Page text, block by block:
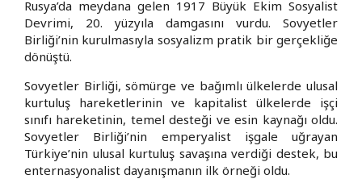
Rusya’da meydana gelen 1917 Büyük Ekim Sosyalist
Devrimi, 20. yüzyıla damgasını vurdu. Sovyetler
Birliği’nin kurulmasıyla sosyalizm pratik bir gerçekliğe
dönüştü.
Sovyetler Birliği, sömürge ve bağımlı ülkelerde ulusal
kurtuluş hareketlerinin ve kapitalist ülkelerde işçi
sınıfı hareketinin, temel desteği ve esin kaynağı oldu.
Sovyetler Birliği’nin emperyalist işgale uğrayan
Türkiye’nin ulusal kurtuluş savaşına verdiği destek, bu
enternasyonalist dayanışmanın ilk örneği oldu.